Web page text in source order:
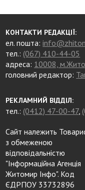
КОНТАКТИ РЕДАКЦІЇ:
ел. пошта:
тел.: (067) 410-44-05
адреса: 10008,
головний редактор:
РЕКЛАМНИЙ ВІДДІЛ:
тел.: (0412) 47-00-47,
Сайт належить
з обмеженою
відповідальністю
"Інформаційна Агенція
Житомир Інфо". Код
ЄДРПОУ 33732896